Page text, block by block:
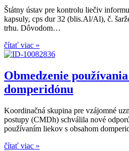
Štátny ústav pre kontrolu liečiv
kapsuly, cps dur 32 (blis.Al/Al), č.
trhu. Dôvodom…
čítať viac »
Obmedzenie
domperidónu
Koordinačná skupina pre vzájomné
postupy (CMDh) schválila nové
používaním liekov s obsahom
čítať viac »